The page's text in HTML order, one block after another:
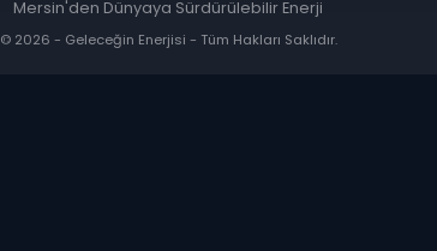
Mersin'den Dünyaya Sürdürülebilir Enerji
© 2026 - Geleceğin Enerjisi - Tüm Hakları Saklıdır.